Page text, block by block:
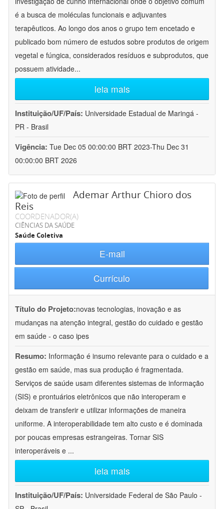
é a busca de moléculas funcionais e adjuvantes
terapêuticos. Ao longo dos anos o grupo tem encetado e
publicado bom número de estudos sobre produtos de origem
vegetal e fúngica, considerados resíduos e subprodutos, que
possuem atividade...
leia mais
Instituição/UF/País: Universidade Estadual de Maringá -
PR - Brasil
Vigência: Tue Dec 05 00:00:00 BRT 2023-Thu Dec 31
00:00:00 BRT 2026
Ademar Arthur Chioro dos
Reis
COORDENADOR(A)
CIÊNCIAS DA SAÚDE
Saúde Coletiva
E-mail
Currículo
Título do Projeto:novas tecnologias, inovação e as
mudanças na atenção integral, gestão do cuidado e gestão
em saúde - o caso ipes
Resumo: Informação é insumo relevante para o cuidado e a
gestão em saúde, mas sua produção é fragmentada.
Serviços de saúde usam diferentes sistemas de informação
(SIS) e prontuários eletrônicos que não interoperam e
deixam de transferir e utilizar informações de maneira
uniforme. A interoperabilidade tem alto custo e é dominada
por poucas empresas estrangeiras. Tornar SIS
interoperáveis e ...
leia mais
Instituição/UF/País: Universidade Federal de São Paulo -